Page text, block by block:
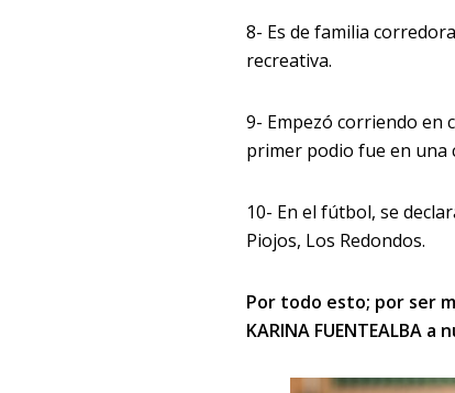
8- Es de familia
recreativa.
9- Empezó corriendo en
primer podio fue en una
10- En el fútbol, se
Piojos, Los Redondos.
Por todo esto; por ser
KARINA FUENTEALBA a